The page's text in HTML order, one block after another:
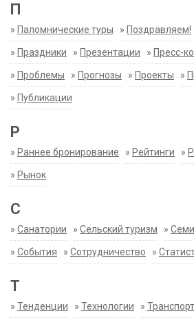
П
» Паломнические туры » Поздравляем!
» Праздники » Презентации » Пресс-
» Проблемы » Прогнозы » Проекты »
» Публикации
Р
» Раннее бронирование » Рейтинги »
» Рынок
С
» Санатории » Сельский туризм »
» События » Сотрудничество »
Т
» Тенденции » Технологии » Транспорт